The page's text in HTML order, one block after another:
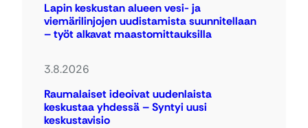
Lapin keskustan alueen vesi- ja
viemärilinjojen uudistamista suunnitellaan
– työt alkavat maastomittauksilla
3.8.2026
Raumalaiset ideoivat uudenlaista
keskustaa yhdessä – Syntyi uusi
keskustavisio